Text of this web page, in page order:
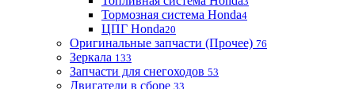
Тормозная система Honda4
ЦПГ Honda20
Оригинальные запчасти (Прочее) 76
Зеркала 133
Запчасти для снегоходов 53
Двигатели в сборе 33